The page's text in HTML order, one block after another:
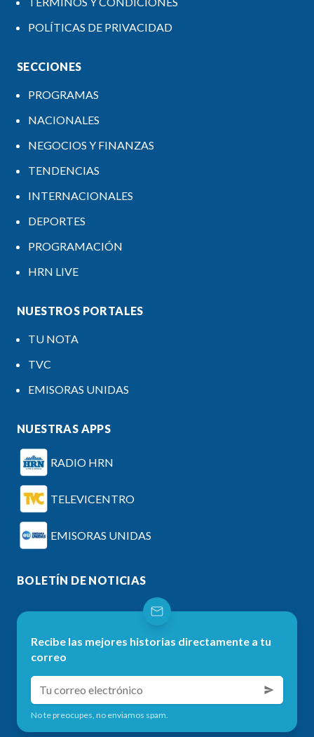
POLÍTICAS DE PRIVACIDAD
SECCIONES
PROGRAMAS
NACIONALES
NEGOCIOS Y FINANZAS
TENDENCIAS
INTERNACIONALES
DEPORTES
PROGRAMACIÓN
HRN LIVE
NUESTROS PORTALES
TU NOTA
TVC
EMISORAS UNIDAS
NUESTRAS APPS
RADIO HRN
TELEVICENTRO
EMISORAS UNIDAS
BOLETÍN DE NOTICIAS
Recibe las mejores historias directamente a tu
correo
No te preocupes, no enviamos spam.